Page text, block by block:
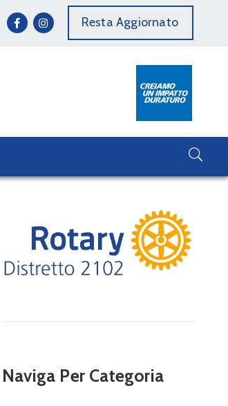
Resta Aggiornato
Naviga Per Categoria